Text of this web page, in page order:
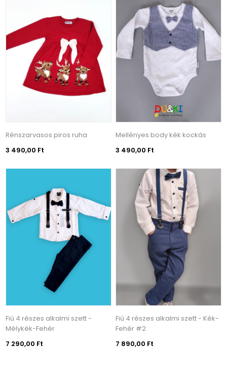
Rénszarvasos piros ruha
3 490,00 Ft
Mellényes body kék kockás
3 490,00 Ft
Fiú 4 részes alkalmi szett -
Mélykék-Fehér
7 290,00 Ft
Fiú 4 részes alkalmi szett - Kék-
Fehér #2
7 890,00 Ft